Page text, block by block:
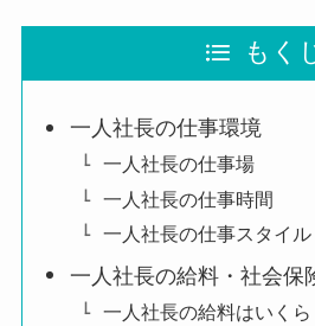
もく
一人社長の仕事環境
一人社長の仕事場
一人社長の仕事時間
一人社長の仕事スタイル
一人社長の給料・社会保
一人社長の給料はいくら